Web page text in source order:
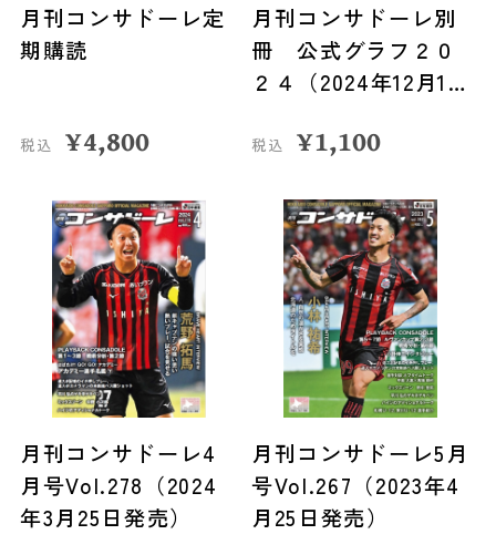
月刊コンサドーレ定
期購読
税込 ¥4,800
月刊コンサドーレ別
冊 公式グラフ２０
２４（2024年12月15
税込 ¥1,100
月刊コンサドーレ4
月号Vol.278（2024
年3月25日発売）
月刊コンサドーレ5月
号Vol.267（2023年4
月25日発売）